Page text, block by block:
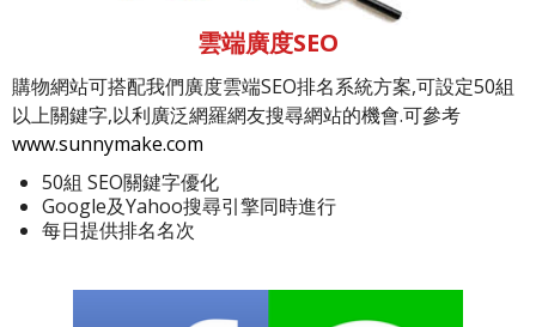
雲端廣度SEO
購物網站可搭配我們廣度雲端SEO排名系統方案,可設定50組
以上關鍵字,以利廣泛網羅網友搜尋網站的機會.可參考
www.sunnymake.com
50組 SEO關鍵字優化
Google及Yahoo搜尋引擎同時進行
每日提供排名名次